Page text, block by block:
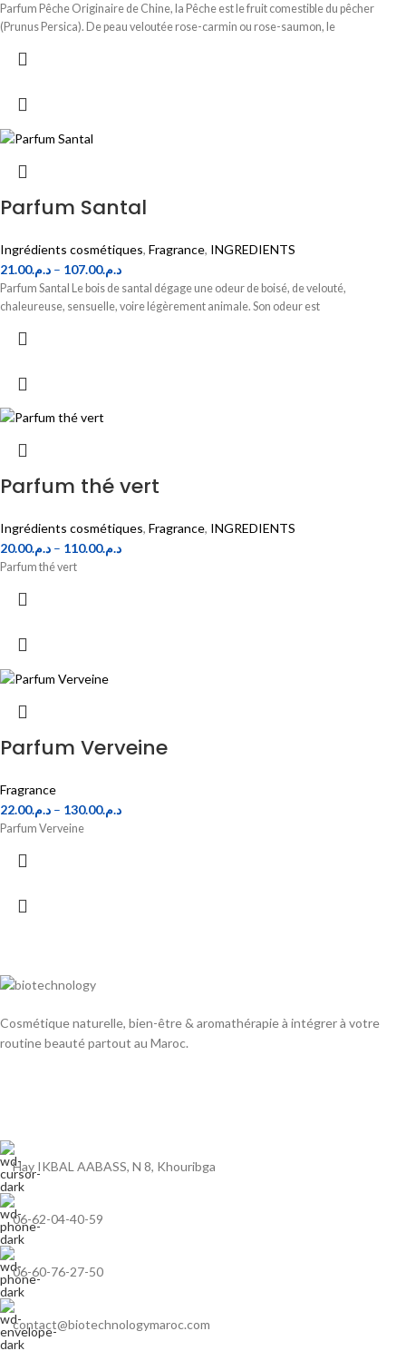
Parfum Pêche Originaire de Chine, la Pêche est le fruit comestible du pêcher
(Prunus Persica). De peau veloutée rose-carmin ou rose-saumon, le
Parfum Santal
Ingrédients cosmétiques, Fragrance, INGREDIENTS
د.م.21.00 – د.م.107.00
Parfum Santal Le bois de santal dégage une odeur de boisé, de velouté,
chaleureuse, sensuelle, voire légèrement animale. Son odeur est
Parfum thé vert
Ingrédients cosmétiques, Fragrance, INGREDIENTS
د.م.20.00 – د.م.110.00
Parfum thé vert
Parfum Verveine
Fragrance
د.م.22.00 – د.م.130.00
Parfum Verveine
Cosmétique naturelle, bien-être & aromathérapie à intégrer à votre
routine beauté partout au Maroc.
Hay IKBAL AABASS, N 8, Khouribga
06-62-04-40-59
06-60-76-27-50
contact@biotechnologymaroc.com